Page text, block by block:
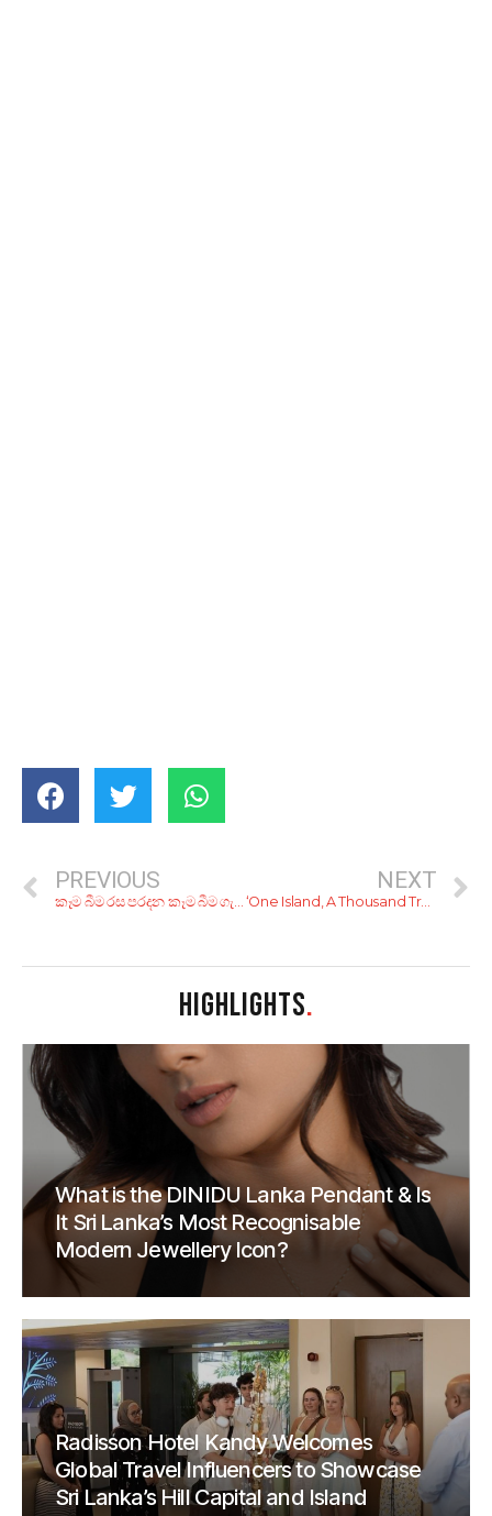
PREVIOUS
කෑම බීම රස පරදන කෑම බීම ගැන රස කතා 7 ක්
NEXT
‘One Island, A Thousand Treasures’ beckons the world to rediscover Sri Lanka
HIGHLIGHTS.
What is the DINIDU Lanka Pendant & Is
It Sri Lanka’s Most Recognisable
Modern Jewellery Icon?
Radisson Hotel Kandy Welcomes
Global Travel Influencers to Showcase
Sri Lanka’s Hill Capital and Island